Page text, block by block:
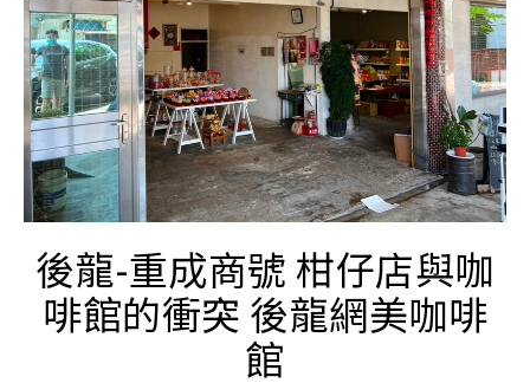
後龍-重成商號 柑仔店與咖
啡館的衝突 後龍網美咖啡
館